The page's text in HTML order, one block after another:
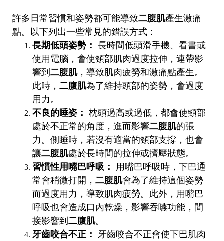
許多日常習慣和姿勢都可能導致二腹肌產生激痛
點。以下列出一些常見的錯誤方式：
長期低頭姿勢： 長時間低頭滑手機、看書或
使用電腦，會使頸部肌肉過度拉伸，連帶影
響到二腹肌，導致肌肉疲勞和激痛點產生。
此時，二腹肌為了維持頭部的姿勢，會過度
用力。
不良的睡姿： 枕頭過高或過低，都會使頸部
處於不正常的角度，進而影響二腹肌的張
力。側睡時，若沒有適當的頸部支撐，也會
讓二腹肌處於長時間的拉伸或擠壓狀態。
習慣性用嘴巴呼吸：
用嘴巴呼吸時，下巴通
常會稍微打開，二腹肌會為了維持這個姿勢
而過度用力，導致肌肉疲勞。此外，用嘴巴
呼吸也會造成口內乾燥，影響吞嚥功能，間
接影響到二腹肌。
牙齒咬合不正：
牙齒咬合不正會使下巴肌肉